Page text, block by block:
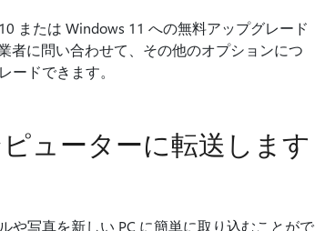
または Windows 11 への無料アップグレード
者に問い合わせて、その他のオプションにつ
ードできます。
ューターに転送します
や写真を新しい PC に簡単に取り込むことがで